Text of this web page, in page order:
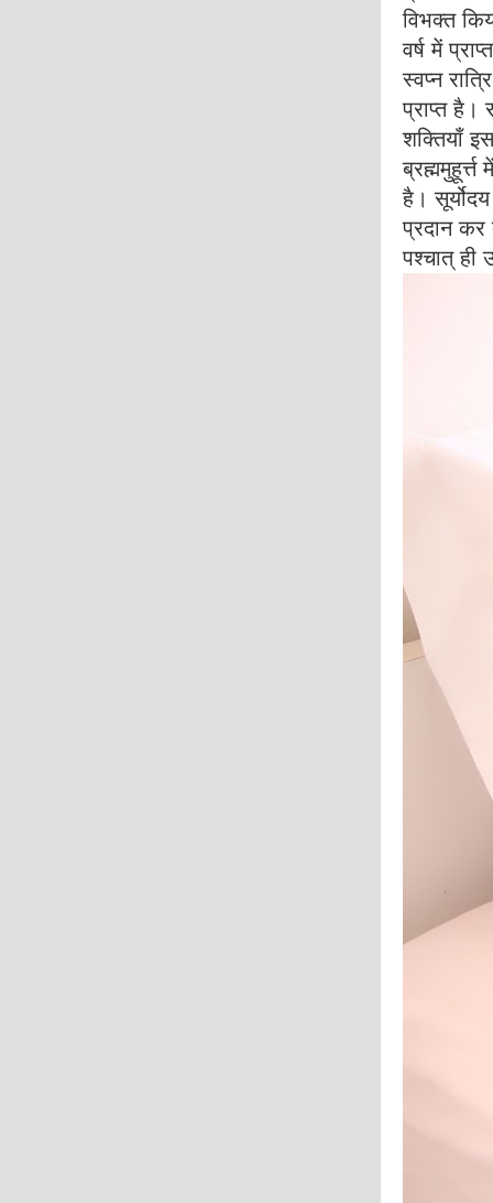
विभक्त
वर्ष में
स्वप्न
प्राप्त है।
शक्तियाँ
है।
प्रदान कर
पश्चात् ही